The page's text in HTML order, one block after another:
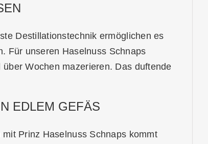
Destillationstechnik ermöglichen es
Für unseren Haselnuss Schnaps
Wochen mazerieren. Das duftende
EDLEM GEFÄS
Prinz Haselnuss Schnaps kommt